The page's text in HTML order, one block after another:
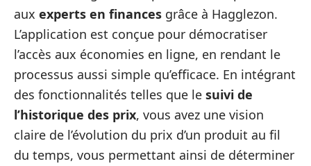
aux experts en finances grâce à Hagglezon.
L’application est conçue pour démocratiser
l’accès aux économies en ligne, en rendant le
processus aussi simple qu’efficace. En intégrant
des fonctionnalités telles que le suivi de
l’historique des prix, vous avez une vision
claire de l’évolution du prix d’un produit au fil
du temps, vous permettant ainsi de déterminer